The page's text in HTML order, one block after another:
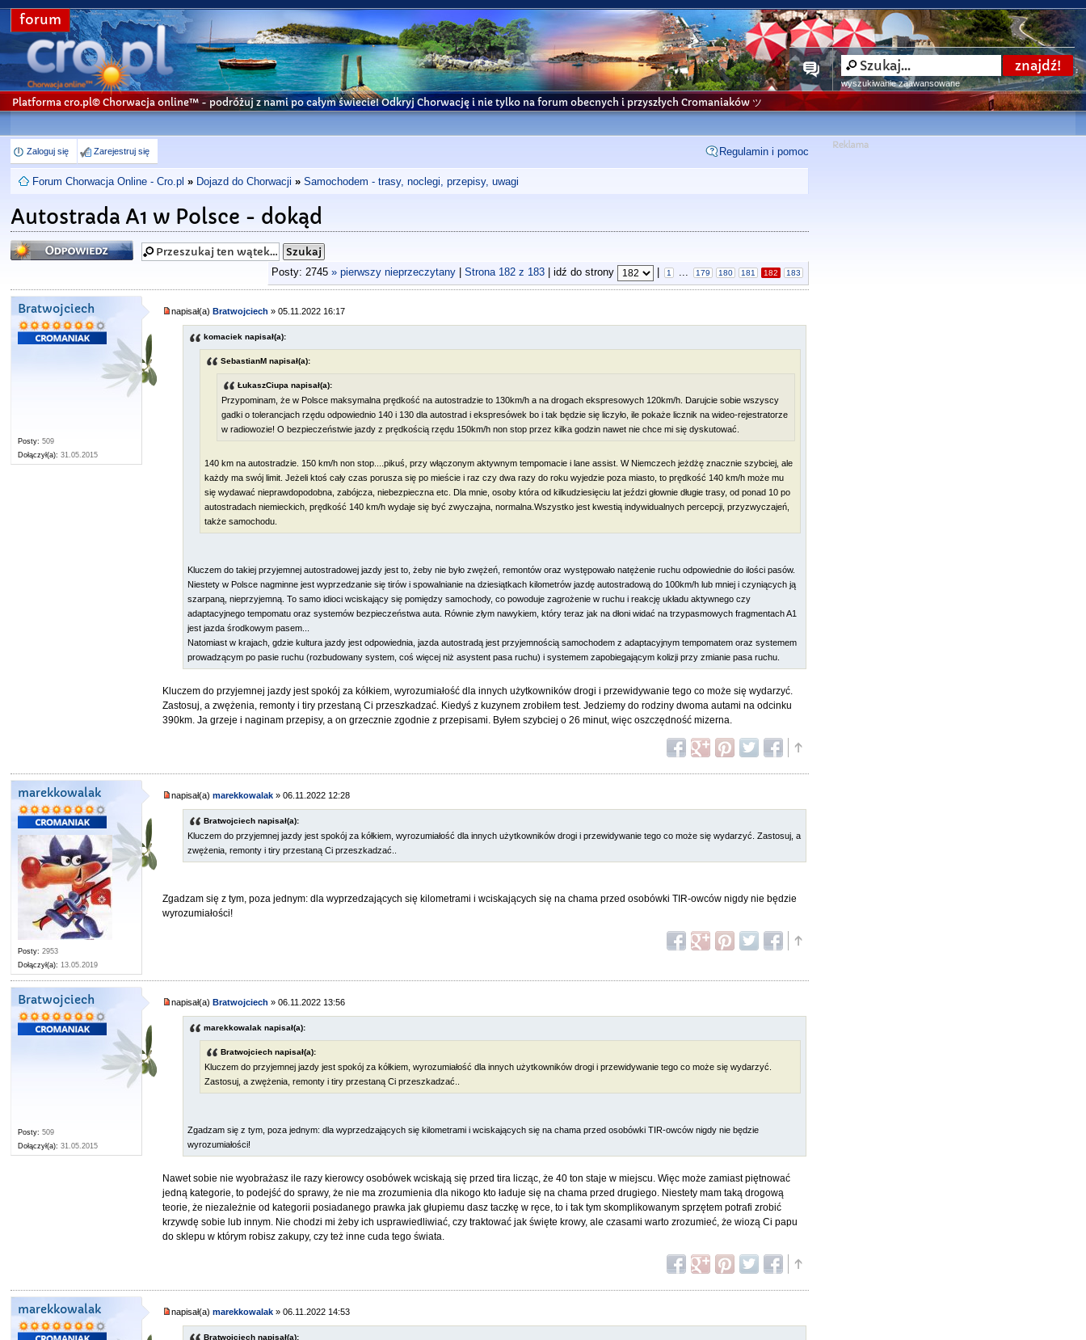
forum
wyszukiwanie zaawansowane
Platforma cro.pl© Chorwacja online™ - podróżuj z nami po całym świecie! Odkryj Chorwację i nie tylko na forum obecnych i przyszłych Cromaniaków ツ
Zaloguj się Zarejestruj się Regulamin i pomoc
Forum Chorwacja Online - Cro.pl » Dojazd do Chorwacji » Samochodem - trasy, noclegi, przepisy, uwagi
Autostrada A1 w Polsce - dokąd
Odpowiedz
Posty: 2745 » pierwszy nieprzeczytany| Strona 182z 183| idź do strony 1 ... 179 180 181 182 183
Bratwojciech
Posty: 509
Dołączył(a): 31.05.2015
napisał(a)Bratwojciech » 05.11.2022 16:17
komaciek napisał(a):
SebastianM napisał(a):
ŁukaszCiupa napisał(a):
Przypominam, że w Polsce maksymalna prędkość na autostradzie to 130km/h a na drogach ekspresowych 120km/h. Darujcie sobie wszyscy
gadki o tolerancjach rzędu odpowiednio 140 i 130 dla autostrad i ekspresówek bo i tak będzie się liczyło, ile pokaże licznik na wideo-rejestratorze
w radiowozie! O bezpieczeństwie jazdy z prędkością rzędu 150km/h non stop przez kilka godzin nawet nie chce mi się dyskutować.
140 km na autostradzie. 150 km/h non stop....pikuś, przy włączonym aktywnym tempomacie i lane assist. W Niemczech jeżdżę znacznie szybciej, ale
każdy ma swój limit. Jeżeli ktoś cały czas porusza się po mieście i raz czy dwa razy do roku wyjedzie poza miasto, to prędkość 140 km/h może mu
się wydawać nieprawdopodobna, zabójcza, niebezpieczna etc. Dla mnie, osoby która od kilkudziesięciu lat jeździ głownie długie trasy, od ponad 10 po
autostradach niemieckich, prędkość 140 km/h wydaje się być zwyczajna, normalna.Wszystko jest kwestią indywidualnych percepcji, przyzwyczajeń,
także samochodu.
Kluczem do takiej przyjemnej autostradowej jazdy jest to, żeby nie było zwężeń, remontów oraz występowało natężenie ruchu odpowiednie do ilości pasów.
Niestety w Polsce nagminne jest wyprzedzanie się tirów i spowalnianie na dziesiątkach kilometrów jazdę autostradową do 100km/h lub mniej i czyniących ją
szarpaną, nieprzyjemną. To samo idioci wciskający się pomiędzy samochody, co powoduje zagrożenie w ruchu i reakcję układu aktywnego czy
adaptacyjnego tempomatu oraz systemów bezpieczeństwa auta. Równie złym nawykiem, który teraz jak na dłoni widać na trzypasmowych fragmentach A1
jest jazda środkowym pasem...
Natomiast w krajach, gdzie kultura jazdy jest odpowiednia, jazda autostradą jest przyjemnością samochodem z adaptacyjnym tempomatem oraz systemem
prowadzącym po pasie ruchu (rozbudowany system, coś więcej niż asystent pasa ruchu) i systemem zapobiegającym kolizji przy zmianie pasa ruchu.
Kluczem do przyjemnej jazdy jest spokój za kółkiem, wyrozumiałość dla innych użytkowników drogi i przewidywanie tego co może się wydarzyć.
Zastosuj, a zwężenia, remonty i tiry przestaną Ci przeszkadzać. Kiedyś z kuzynem zrobiłem test. Jedziemy do rodziny dwoma autami na odcinku
390km. Ja grzeje i naginam przepisy, a on grzecznie zgodnie z przepisami. Byłem szybciej o 26 minut, więc oszczędność mizerna.
marekkowalak
Posty: 2953
Dołączył(a): 13.05.2019
napisał(a)marekkowalak » 06.11.2022 12:28
Bratwojciech napisał(a):
Kluczem do przyjemnej jazdy jest spokój za kółkiem, wyrozumiałość dla innych użytkowników drogi i przewidywanie tego co może się wydarzyć. Zastosuj, a
zwężenia, remonty i tiry przestaną Ci przeszkadzać..
Zgadzam się z tym, poza jednym: dla wyprzedzających się kilometrami i wciskających się na chama przed osobówki TIR-owców nigdy nie będzie
wyrozumiałości!
Bratwojciech
Posty: 509
Dołączył(a): 31.05.2015
napisał(a)Bratwojciech » 06.11.2022 13:56
marekkowalak napisał(a):
Bratwojciech napisał(a):
Kluczem do przyjemnej jazdy jest spokój za kółkiem, wyrozumiałość dla innych użytkowników drogi i przewidywanie tego co może się wydarzyć.
Zastosuj, a zwężenia, remonty i tiry przestaną Ci przeszkadzać..
Zgadzam się z tym, poza jednym: dla wyprzedzających się kilometrami i wciskających się na chama przed osobówki TIR-owców nigdy nie będzie
wyrozumiałości!
Nawet sobie nie wyobrażasz ile razy kierowcy osobówek wciskają się przed tira licząc, że 40 ton staje w miejscu. Więc może zamiast piętnować
jedną kategorie, to podejść do sprawy, że nie ma zrozumienia dla nikogo kto ładuje się na chama przed drugiego. Niestety mam taką drogową
teorie, że niezależnie od kategorii posiadanego prawka jak głupiemu dasz taczkę w ręce, to i tak tym skomplikowanym sprzętem potrafi zrobić
krzywdę sobie lub innym. Nie chodzi mi żeby ich usprawiedliwiać, czy traktować jak święte krowy, ale czasami warto zrozumieć, że wiozą Ci papu
do sklepu w którym robisz zakupy, czy też inne cuda tego świata.
marekkowalak napisał(a)marekkowalak » 06.11.2022 14:53
Bratwojciech napisał(a):